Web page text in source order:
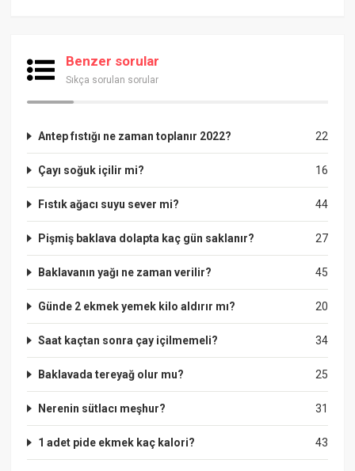
Benzer sorular
Sıkça sorulan sorular
22
Antep fıstığı ne zaman toplanır 2022?
16
Çayı soğuk içilir mi?
44
Fıstık ağacı suyu sever mi?
27
Pişmiş baklava dolapta kaç gün saklanır?
45
Baklavanın yağı ne zaman verilir?
20
Günde 2 ekmek yemek kilo aldırır mı?
34
Saat kaçtan sonra çay içilmemeli?
25
Baklavada tereyağ olur mu?
31
Nerenin sütlacı meşhur?
43
1 adet pide ekmek kaç kalori?